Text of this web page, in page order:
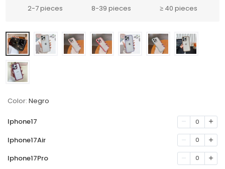
2-7 pieces 8-39 pieces ≥ 40 pieces
Color: Negro
Iphone17 0
Iphone17Air 0
Iphone17Pro 0